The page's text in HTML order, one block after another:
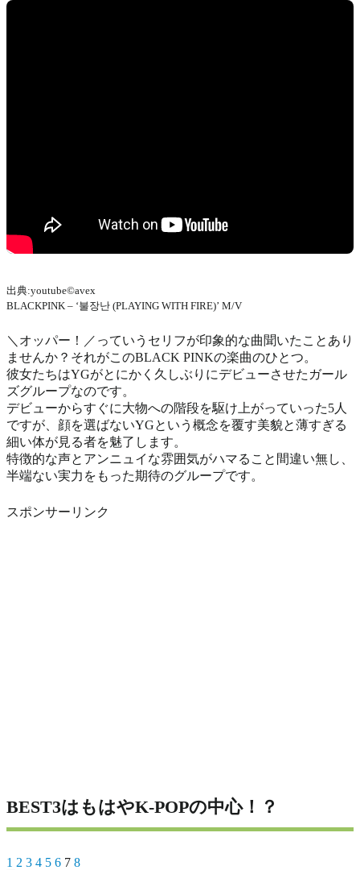
出典:youtube©avex
BLACKPINK – ‘불장난 (PLAYING WITH FIRE)’ M/V
＼オッパー！／っていうセリフが印象的な曲聞いたことあり
ませんか？それがこのBLACK PINKの楽曲のひとつ。
彼女たちはYGがとにかく久しぶりにデビューさせたガール
ズグループなのです。
デビューからすぐに大物への階段を駆け上がっていった5人
ですが、顔を選ばないYGという概念を覆す美貌と薄すぎる
細い体が見る者を魅了します。
特徴的な声とアンニュイな雰囲気がハマること間違い無し、
半端ない実力をもった期待のグループです。
スポンサーリンク
BEST3はもはやK-POPの中心！？
1 2 3 4 5 6 7 8